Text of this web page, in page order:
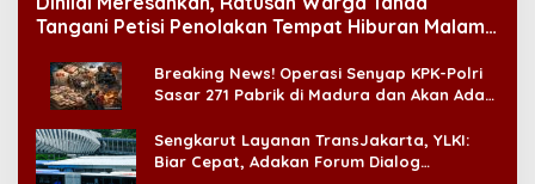
Tangani Petisi Penolakan Tempat Hiburan Malam
Breaking News! Operasi Senyap KPK-Polri
Sasar 271 Pabrik di Madura dan Akan Ada
Sengkarut Layanan TransJakarta, YLKI:
Biar Cepat, Adakan Forum Dialog